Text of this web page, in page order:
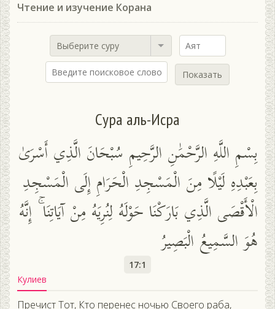
Чтение и изучение Корана
Выберите суру
Показать
Сура аль-Исра
بِسْمِ اللَّهِ الرَّحْمَٰنِ الرَّحِيمِ سُبْحَانَ الَّذِي أَسْرَىٰ
بِعَبْدِهِ لَيْلًا مِنَ الْمَسْجِدِ الْحَرَامِ إِلَى الْمَسْجِدِ
الْأَقْصَى الَّذِي بَارَكْنَا حَوْلَهُ لِنُرِيَهُ مِنْ آيَاتِنَا ۚ إِنَّهُ
هُوَ السَّمِيعُ الْبَصِيرُ
17:1
Кулиев
Пречист Тот, Кто перенес ночью Своего раба,